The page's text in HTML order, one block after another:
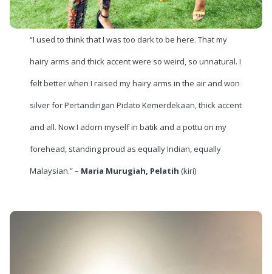
“I used to think that I was too dark to be here. That my
hairy arms and thick accent were so weird, so unnatural. I
felt better when I raised my hairy arms in the air and won
silver for Pertandingan Pidato Kemerdekaan, thick accent
and all. Now I adorn myself in batik and a pottu on my
forehead, standing proud as equally Indian, equally
Malaysian.” – Maria Murugiah, Pelatih (kiri)